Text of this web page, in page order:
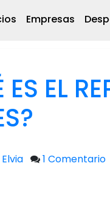
Empresas
EL
Elvia 1 Comentario